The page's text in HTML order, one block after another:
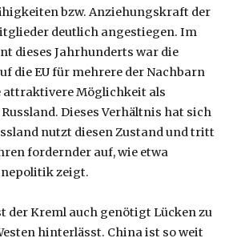
bzw. Anziehungskraft der
deutlich angestiegen. Im
dieses Jahrhunderts war die
die EU für mehrere der Nachbarn
attraktivere Möglichkeit als
Dieses Verhältnis hat sich
nutzt diesen Zustand und tritt
fordernder auf, wie etwa
zeigt.
der Kreml auch genötigt Lücken zu
hinterlässt. China ist so weit